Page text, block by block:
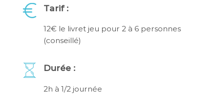
Tarif :
12€ le livret jeu pour 2 à 6 personnes
(conseillé)
Durée :
2h à 1/2 journée